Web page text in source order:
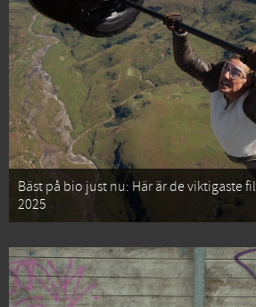
Bäst på bio just nu: Här är de viktigaste
2025